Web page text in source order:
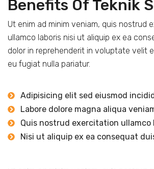
Benefits Of Teknik
Ut enim ad minim veniam, quis nostrud
ullamco laboris nisi ut aliquip ex ea
dolor in reprehenderit in voluptate velit
eu fugiat nulla pariatur.
Adipisicing elit sed eiusmod
Labore dolore magna aliqua
Quis nostrud exercitation ullamco
Nisi ut aliquip ex ea consequat